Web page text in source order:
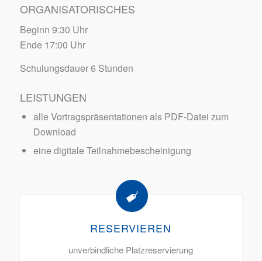
ORGANISATORISCHES
Beginn 9:30 Uhr
Ende 17:00 Uhr
Schulungsdauer 6 Stunden
LEISTUNGEN
alle Vortragspräsentationen als PDF-Datei zum
Download
eine digitale Teilnahmebescheinigung
RESERVIEREN
unverbindliche Platzreservierung